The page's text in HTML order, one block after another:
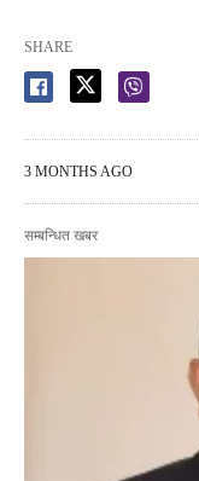
SHARE
3 MONTHS AGO
सम्बन्धित खबर